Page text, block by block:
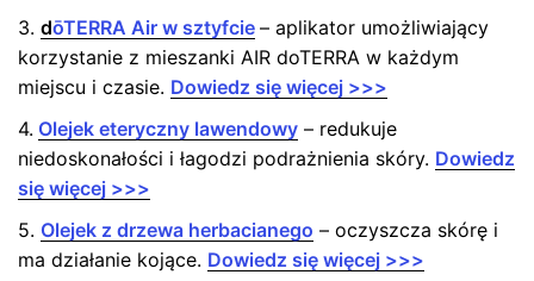
3. dōTERRA Air w sztyfcie – aplikator umożliwiający
korzystanie z mieszanki AIR doTERRA w każdym
miejscu i czasie. Dowiedz się więcej >>>
4. Olejek eteryczny lawendowy – redukuje
niedoskonałości i łagodzi podrażnienia skóry. Dowiedz
się więcej >>>
5. Olejek z drzewa herbacianego – oczyszcza skórę i
ma działanie kojące. Dowiedz się więcej >>>